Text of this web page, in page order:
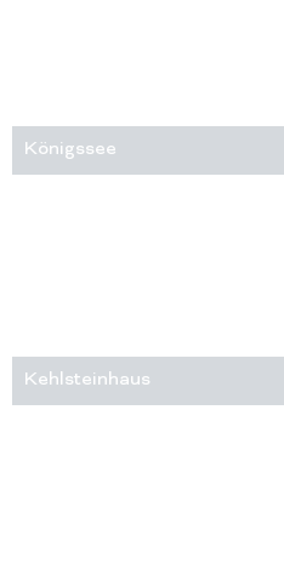
Königssee
Kehlsteinhaus